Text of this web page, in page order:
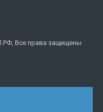
Все права защищены